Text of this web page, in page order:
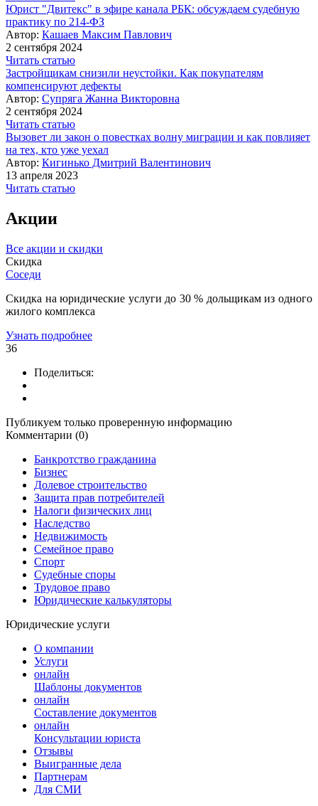
Юрист "Двитекс" в эфире канала РБК: обсуждаем судебную
практику по 214-ФЗ
Автор: Кашаев Максим Павлович
2 сентября 2024
Читать статью
Застройщикам снизили неустойки. Как покупателям
компенсируют дефекты
Автор: Супряга Жанна Викторовна
2 сентября 2024
Читать статью
Вызовет ли закон о повестках волну миграции и как повлияет
на тех, кто уже уехал
Автор: Кигинько Дмитрий Валентинович
13 апреля 2023
Читать статью
Акции
Все акции и скидки
Скидка
Соседи
Скидка на юридические услуги до 30 % дольщикам из одного
жилого комплекса
Узнать подробнее
36
Поделиться:
Публикуем только проверенную информацию
Комментарии (0)
Банкротство гражданина
Бизнес
Долевое строительство
Защита прав потребителей
Налоги физических лиц
Наследство
Недвижимость
Семейное право
Спорт
Судебные споры
Трудовое право
Юридические калькуляторы
Юридические услуги
О компании
Услуги
онлайн
Шаблоны документов
онлайн
Составление документов
онлайн
Консультации юриста
Отзывы
Выигранные дела
Партнерам
Для СМИ